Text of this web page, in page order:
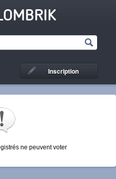
Inscription
ne peuvent voter